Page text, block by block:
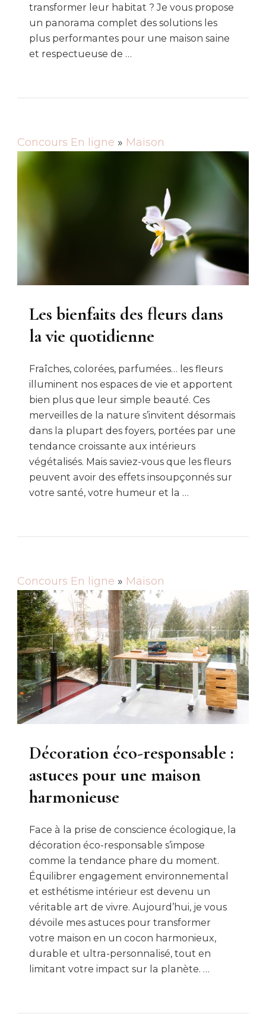
transformer leur habitat ? Je vous propose
un panorama complet des solutions les
plus performantes pour une maison saine
et respectueuse de …
Concours En ligne » Maison
Les bienfaits des fleurs dans
la vie quotidienne
Fraîches, colorées, parfumées… les fleurs
illuminent nos espaces de vie et apportent
bien plus que leur simple beauté. Ces
merveilles de la nature s’invitent désormais
dans la plupart des foyers, portées par une
tendance croissante aux intérieurs
végétalisés. Mais saviez-vous que les fleurs
peuvent avoir des effets insoupçonnés sur
votre santé, votre humeur et la …
Concours En ligne » Maison
Décoration éco-responsable :
astuces pour une maison
harmonieuse
Face à la prise de conscience écologique, la
décoration éco-responsable s’impose
comme la tendance phare du moment.
Équilibrer engagement environnemental
et esthétisme intérieur est devenu un
véritable art de vivre. Aujourd’hui, je vous
dévoile mes astuces pour transformer
votre maison en un cocon harmonieux,
durable et ultra-personnalisé, tout en
limitant votre impact sur la planète. …